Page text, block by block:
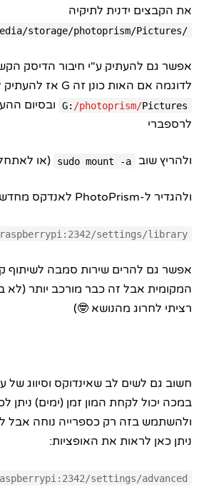
את הקבצים ידנית לתיקיה
/media/storage/photoprism/Pictures
אפשר גם להעתיק ע"י חיבור הדיסק
לדוגמה אם האות כונן זה G אז להעתיק ל
G: /photoprism/Pictures
ובסיום
לרספברי
ולהריץ שוב sudo mount -a (או
ולהגדיר ל-PhotoPrism לאנדקס מחדש את כל הקבצים
settings/library
אפשר גם להרים שירות סמבה לשיתוף
המקומית אבל זה כבר מורכב יותר
רציתי לחרוג מהנושא 🤓)
חשוב גם לשים לב שאינדוקס וסיווג של
במכה יכול לקחת המון זמן (ימים) ניתן
ולהשתמש בזה רק כספרייה נוחה אבל
ניתן כאן לראות את האופציות:
settings/advanced